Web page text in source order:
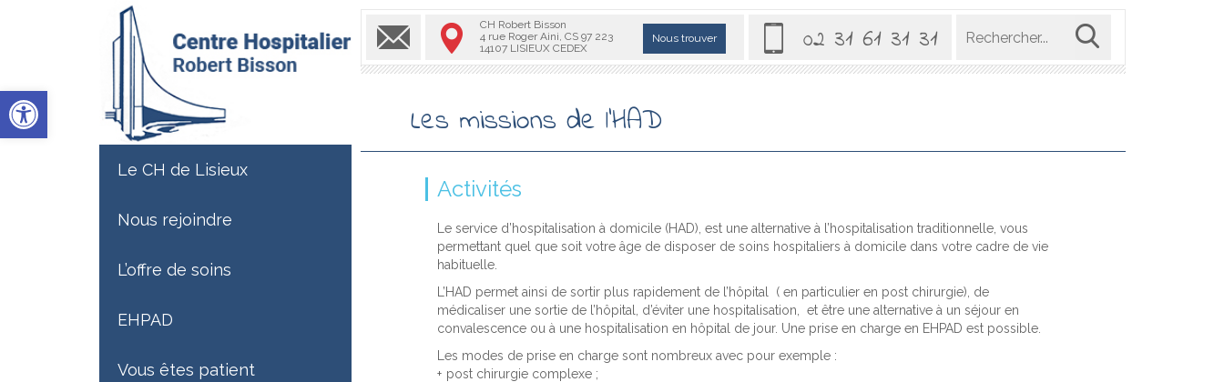
Ouvrir la barre d’outils
Le CH de Lisieux
Nous rejoindre
L’offre de soins
EHPAD
Vous êtes patient
CH Robert Bisson
4 rue Roger Aini, CS 97 223
14107 LISIEUX CEDEX
Nous trouver 02 31 61 31 31
Les missions de l’HAD
Activités
Le service d’hospitalisation à domicile (HAD), est une alternative à l’hospitalisation traditionnelle, vous
permettant quel que soit votre âge de disposer de soins hospitaliers à domicile dans votre cadre de vie
habituelle.
L’HAD permet ainsi de sortir plus rapidement de l’hôpital ( en particulier en post chirurgie), de
médicaliser une sortie de l’hôpital, d’éviter une hospitalisation, et être une alternative à un séjour en
convalescence ou à une hospitalisation en hôpital de jour. Une prise en charge en EHPAD est possible.
Les modes de prise en charge sont nombreux avec pour exemple :
post chirurgie complexe ;